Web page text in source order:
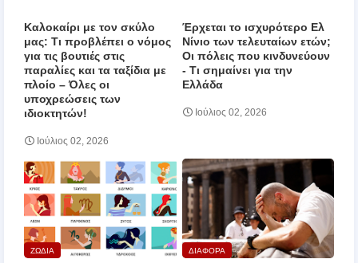
Καλοκαίρι με τον σκύλο
μας: Τι προβλέπει ο νόμος
για τις βουτιές στις
παραλίες και τα ταξίδια με
πλοίο – Όλες οι
υποχρεώσεις των
ιδιοκτητών!
Ιούλιος 02, 2026
Έρχεται το ισχυρότερο Ελ
Νίνιο των τελευταίων ετών;
Οι πόλεις που κινδυνεύουν
‑ Τι σημαίνει για την
Ελλάδα
Ιούλιος 02, 2026
ΖΩΔΙΑ ΔΙΑΦΟΡΑ